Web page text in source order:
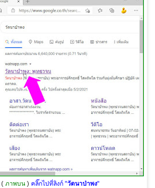
( ภาพบน ) คลิ๊กไปที่ลิงก์ "วัดนาป่าพง"